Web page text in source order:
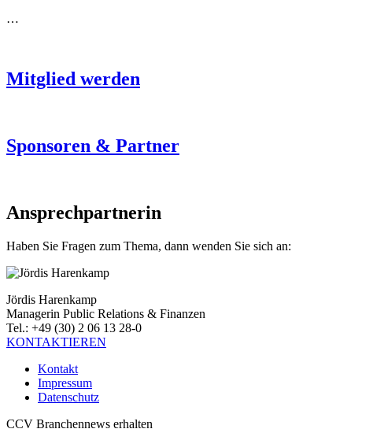
…
Mitglied werden
Sponsoren & Partner
Ansprechpartnerin
Haben Sie Fragen zum Thema, dann wenden Sie sich an:
Jördis Harenkamp
Managerin Public Relations & Finanzen
Tel.: +49 (30) 2 06 13 28-0
KONTAKTIEREN
Kontakt
Impressum
Datenschutz
CCV Branchennews erhalten